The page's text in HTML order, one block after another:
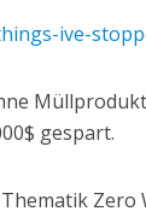
ive-
gespart.
Zero